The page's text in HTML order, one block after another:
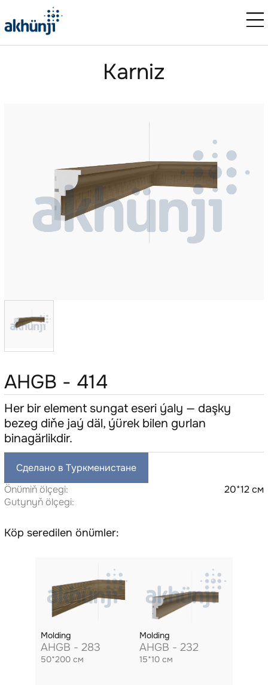
Karniz
AHGB - 414
Her bir element sungat eseri ýaly — daşky
bezeg diňe jaý däl, ýürek bilen gurlan
binagärlikdir.
Сделано в Туркменистане
Önümiň ölçegi:
20*12 см
Gutynyň ölçegi:
Köp seredilen önümler:
Molding
AHGB - 283
50*200 см
Molding
AHGB - 232
15*10 см